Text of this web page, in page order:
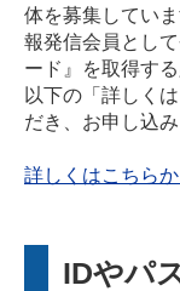
体を募集してい
報発信会員とし
ード』を取得す
以下の「詳しく
だき、お申し込み
詳しくはこちら
IDやパ